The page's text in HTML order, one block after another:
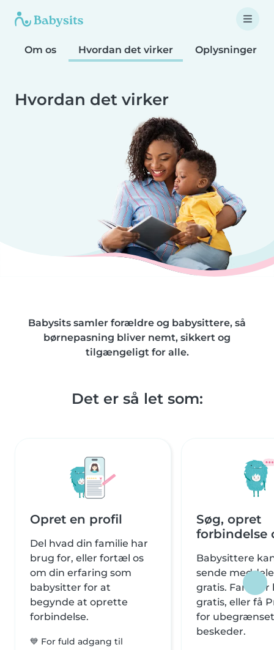
Om os Hvordan det virker Oplysninger
Hvordan det virker
Babysits samler forældre og babysittere, så
børnepasning bliver nemt, sikkert og
tilgængeligt for alle.
Det er så let som:
Opret en profil
Del hvad din familie har
brug for, eller fortæl os
om din erfaring som
babysitter for at
begynde at oprette
forbindelse.
💙 For fuld adgang til
Søg, opret
forbindelse
Babysittere
sende
gratis. Familier
gratis, eller få
for ubegrænset
beskeder.